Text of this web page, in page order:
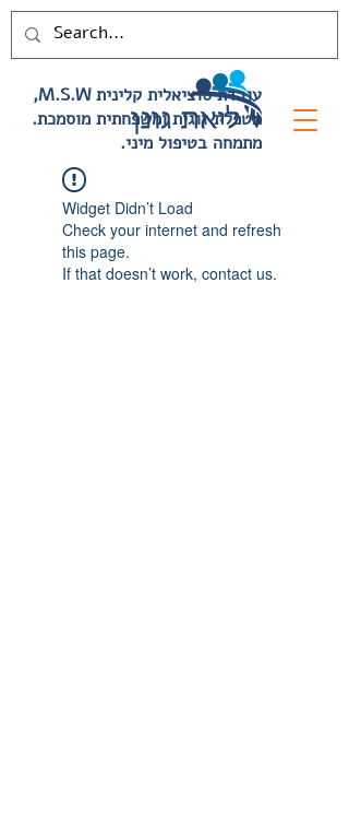
,M.S.W עובדת סוציאלית קלינית
.מטפלת זוגית ומשפחתית מוסמכת
.מתמחה בטיפול מיני
Widget Didn’t Load
Check your internet and refresh
this page.
If that doesn’t work, contact us.